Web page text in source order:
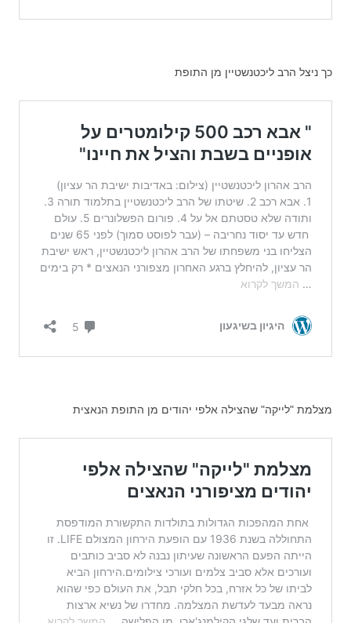
כך ניצל הרב ליכטנשטיין מן התופת
מצלמת "לייקה" שהצילה אלפי יהודים מן התופת הנאצית